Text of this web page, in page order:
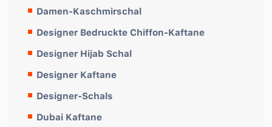
Damen-Kaschmirschal
Designer Bedruckte Chiffon-Kaftane
Designer Hijab Schal
Designer Kaftane
Designer-Schals
Dubai Kaftane